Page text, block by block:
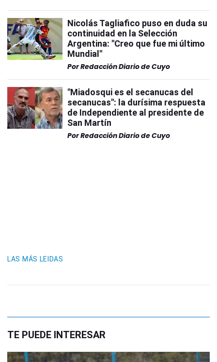
Nicolás Tagliafico puso en duda su
continuidad en la Selección
Argentina: "Creo que fue mi último
Mundial"
PorRedacción Diario de Cuyo
"Miadosqui es el secanucas del
secanucas": la durísima respuesta
de Independiente al presidente de
San Martín
PorRedacción Diario de Cuyo
LAS MÁS LEIDAS
TE PUEDE INTERESAR